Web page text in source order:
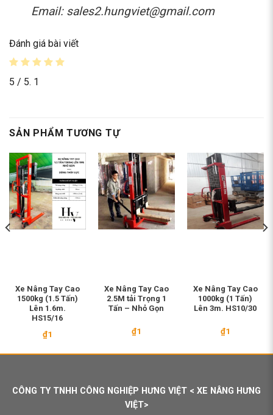
Email: sales2.hungviet@gmail.com
Đánh giá bài viết
5 / 5. 1
SẢN PHẨM TƯƠNG TỰ
Xe Nâng Tay Cao
1500kg (1.5 Tấn)
Lên 1.6m.
HS15/16
₫1
Xe Nâng Tay Cao
2.5M tải Trọng 1
Tấn – Nhỏ Gọn
₫1
Xe Nâng Tay Cao
1000kg (1 Tấn)
Lên 3m. HS10/30
₫1
CÔNG TY TNHH CÔNG NGHIỆP HƯNG VIỆT < XE NÂNG HƯNG
VIỆT>